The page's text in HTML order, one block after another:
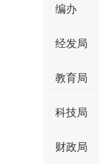
编办
经发局
教育局
科技局
财政局